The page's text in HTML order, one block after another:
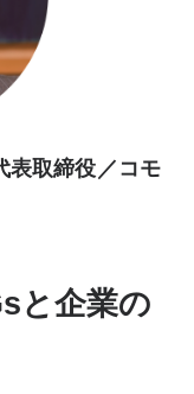
表取締役／コモ
と企業の